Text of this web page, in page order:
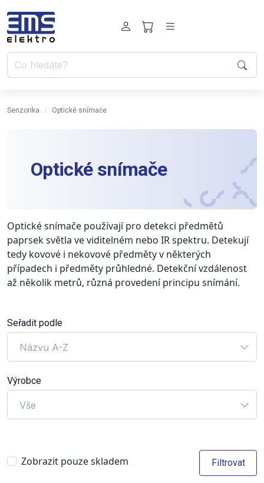
Senzorika Optické snímače
Optické snímače
Optické snímače používají pro detekci předmětů
paprsek světla ve viditelném nebo IR spektru. Detekují
tedy kovové i nekovové předměty v některých
případech i předměty průhledné. Detekční vzdálenost
až několik metrů, různá provedení principu snímání.
Seřadit podle
Názvu A-Z
Výrobce
Vše
Zobrazit pouze skladem Filtrovat